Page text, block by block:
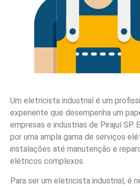
Um eletricista industrial é um
experiente que desempenha um
empresas e indústrias de Pirajuí SP.
por uma ampla gama de serviços
instalações até manutenção e
elétricos complexos.
Para ser um eletricista industrial, é